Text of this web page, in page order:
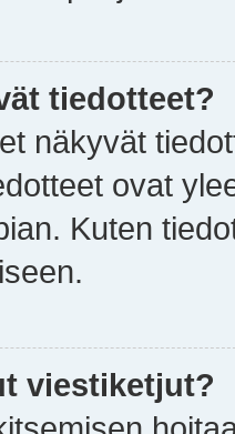
tiedotteet?
näkyvät
ovat
Kuten
viestiketjut?